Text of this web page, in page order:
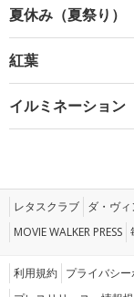
夏休み（夏祭り）
紅葉
イルミネーション
レタスクラブ ダ・ヴ
MOVIE WALKER PRESS
利用規約 プライバシ